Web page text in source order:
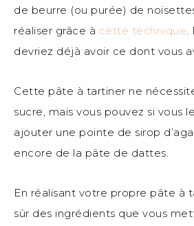
de beurre (ou purée) de
réaliser grâce à cette technique
devriez déjà avoir ce dont vous
Cette pâte à tartiner ne
sucre, mais vous pouvez si vous
ajouter une pointe de sirop
encore de la pâte de dattes.
En réalisant votre propre pâte à
sûr des ingrédients que vous